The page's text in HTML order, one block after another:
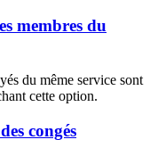
membres du
du même service sont
cette option.
congés